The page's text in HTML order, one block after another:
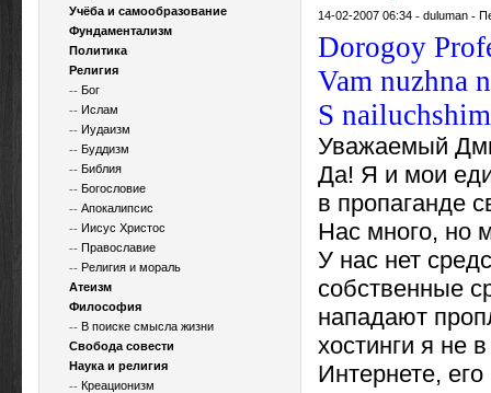
Учёба и самообразование
Фундаментализм
Политика
Религия
-- Бог
-- Ислам
-- Иудаизм
-- Буддизм
-- Библия
-- Богословие
--Апокалипсис
-- Иисус Христос
--Православие
-- Религия и мораль
Атеизм
Философия
-- В поиске смысла жизни
Свобода совести
Наука и религия
-- Креационизм
14-02-2007 06:34 -duluman -
Dorogoy
Vam nuzhna
S
Уважаемый
Да! Я и мои
в пропаганде
Нас много, но
У нас нет
собственные
нападают
хостинги я не
Интернете,